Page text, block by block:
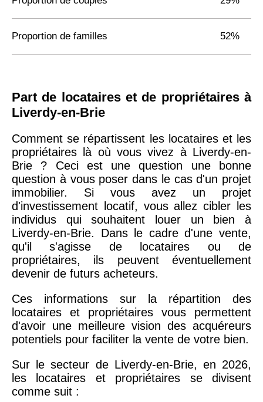
Proportion de familles 52%
Part de locataires et de propriétaires à
Liverdy-en-Brie
Comment se répartissent les locataires et les
propriétaires là où vous vivez à Liverdy-en-
Brie ? Ceci est une question une bonne
question à vous poser dans le cas d'un projet
immobilier. Si vous avez un projet
d'investissement locatif, vous allez cibler les
individus qui souhaitent louer un bien à
Liverdy-en-Brie. Dans le cadre d'une vente,
qu'il s'agisse de locataires ou de
propriétaires, ils peuvent éventuellement
devenir de futurs acheteurs.
Ces informations sur la répartition des
locataires et propriétaires vous permettent
d'avoir une meilleure vision des acquéreurs
potentiels pour faciliter la vente de votre bien.
Sur le secteur de Liverdy-en-Brie, en 2026,
les locataires et propriétaires se divisent
comme suit :